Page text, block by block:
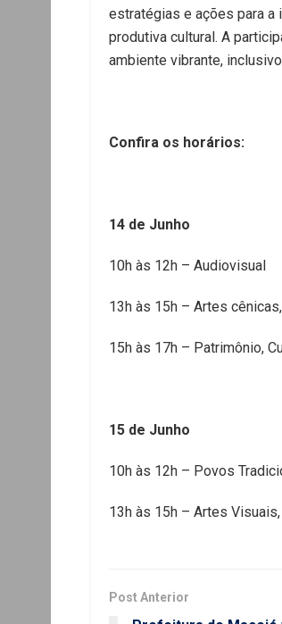
estratégias e ações para a
produtiva cultural. A
ambiente vibrante,
Confira os horários:
14 de Junho
10h às 12h – Audiovisual
13h às 15h – Artes
15h às 17h – Patrimônio,
15 de Junho
10h às 12h – Povos
13h às 15h – Artes
Post Anterior